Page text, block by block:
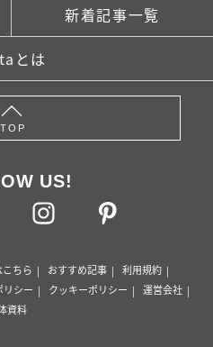
新着記事一覧
とは
TOP
US!
ちら おすすめ記事
利用規約
リシー クッキーポリシー
運営会社
資料